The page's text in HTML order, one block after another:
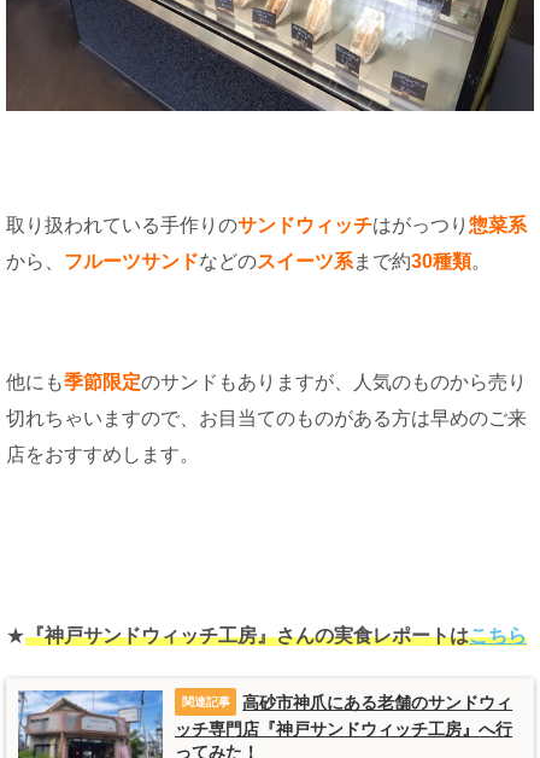
取り扱われている手作りのサンドウィッチはがっつり 惣菜系
から、 フルーツサンドなどのスイーツ系まで約30種類。
他にも季節限定のサンドもありますが、人気のものから売り
切れちゃいますので、お目当てのものがある方は早めのご来
店をおすすめします。
★『神戸サンドウィッチ工房』さんの実食レポートはこちら
高砂市神爪にある老舗のサンドウィ
ッチ専門店『神戸サンドウィッチ工房』へ行
ってみた！